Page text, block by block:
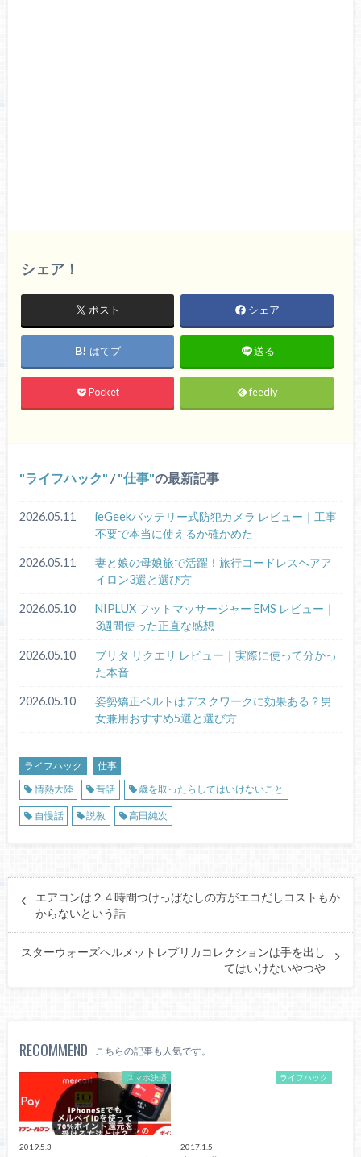
シェア！
ポスト シェア
はてブ 送る
Pocket feedly
ライフハック / 仕事 の最新記事
2026.05.11
ieGeekバッテリー式防犯カメラ レビュー｜工事
不要で本当に使えるか確かめた
2026.05.11
妻と娘の母娘旅で活躍！旅行コードレスヘアア
イロン3選と選び方
2026.05.10
NIPLUX フットマッサージャー EMS レビュー｜
3週間使った正直な感想
2026.05.10
ブリタ リクエリ レビュー｜実際に使って分かっ
た本音
2026.05.10
姿勢矯正ベルトはデスクワークに効果ある？男
女兼用おすすめ5選と選び方
ライフハック
仕事
情熱大陸
昔話 歳を取ったらしてはいけないこと
自慢話 説教 高田純次
エアコンは２４時間つけっぱなしの方がエコだしコストもか
からないという話
スターウォーズヘルメットレプリカコレクションは手を出し
てはいけないやつや
RECOMMEND こちらの記事も人気です。
スマホ決済
2019.5.3
ライフハック
2017.1.5